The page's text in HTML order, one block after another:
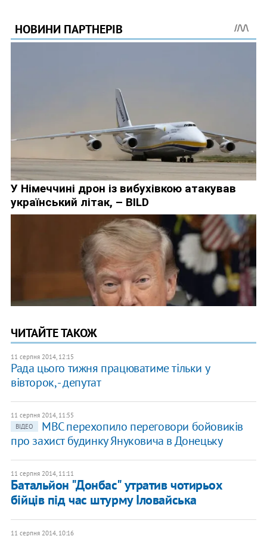
ЧИТАЙТЕ ТАКОЖ
11 серпня 2014, 12:15
Рада цього тижня працюватиме тільки у
вівторок, - депутат
11 серпня 2014, 11:55
ВІДЕО
МВС перехопило переговори бойовиків
про захист будинку Януковича в Донецьку
11 серпня 2014, 11:11
Батальйон "Донбас" утратив чотирьох
бійців під час штурму Іловайська
11 серпня 2014, 10:16